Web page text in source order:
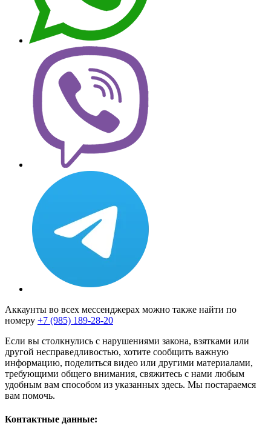
Аккаунты во всех мессенджерах можно также найти по
номеру +7 (985) 189-28-20
Если вы столкнулись с нарушениями закона, взятками или
другой несправедливостью, хотите сообщить важную
информацию, поделиться видео или другими материалами,
требующими общего внимания, свяжитесь с нами любым
удобным вам способом из указанных здесь. Мы постараемся
вам помочь.
Контактные данные: